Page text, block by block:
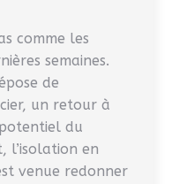
comme les
semaines.
de
un retour à
du
l’isolation en
venue redonner